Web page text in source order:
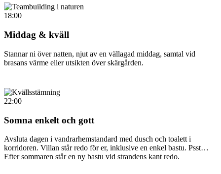
18:00
Middag & kväll
Stannar ni över natten, njut av en vällagad middag, samtal vid
brasans värme eller utsikten över skärgården.
22:00
Somna enkelt och gott
Avsluta dagen i vandrarhemstandard med dusch och toalett i
korridoren. Villan står redo för er, inklusive en enkel bastu. Psst…
Efter sommaren står en ny bastu vid strandens kant redo.